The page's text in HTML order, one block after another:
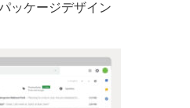
ッケージデザイン